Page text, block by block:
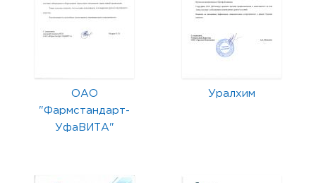
ОАО
"Фармстандарт-
УфаВИТА"
Уралхим